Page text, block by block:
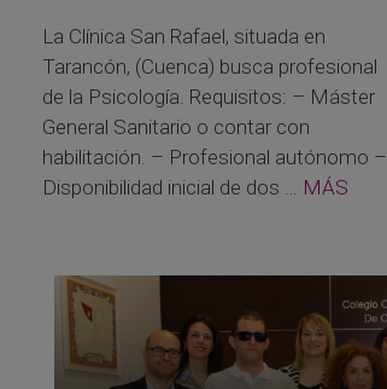
La Clínica San Rafael, situada en
Tarancón, (Cuenca) busca profesional
de la Psicología. Requisitos: – Máster
General Sanitario o contar con
habilitación. – Profesional autónomo –
Disponibilidad inicial de dos …
MÁS